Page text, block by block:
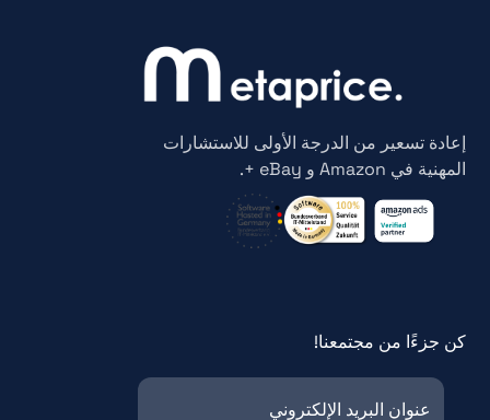
إعادة تسعير من الدرجة الأولى للاستشارات
المهنية في Amazon و eBay +.
كن جزءًا من مجتمعنا!